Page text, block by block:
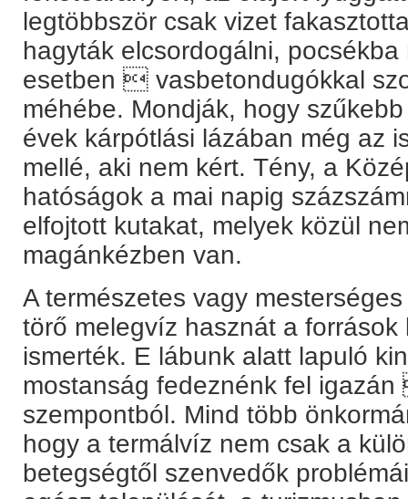
legtöbbször csak vizet
hagyták elcsordogálni,
esetben  vasbetondugókkal
méhébe. Mondják, hogy
évek kárpótlási lázában még az
mellé, aki nem kért. Tény, a
hatóságok a mai napig
elfojtott kutakat, melyek közül
magánkézben van.
A természetes vagy
törő melegvíz hasznát a
ismerték. E lábunk alatt lapuló
mostanság fedeznénk fel
szempontból. Mind több
hogy a termálvíz nem csak a
betegségtől szenvedők